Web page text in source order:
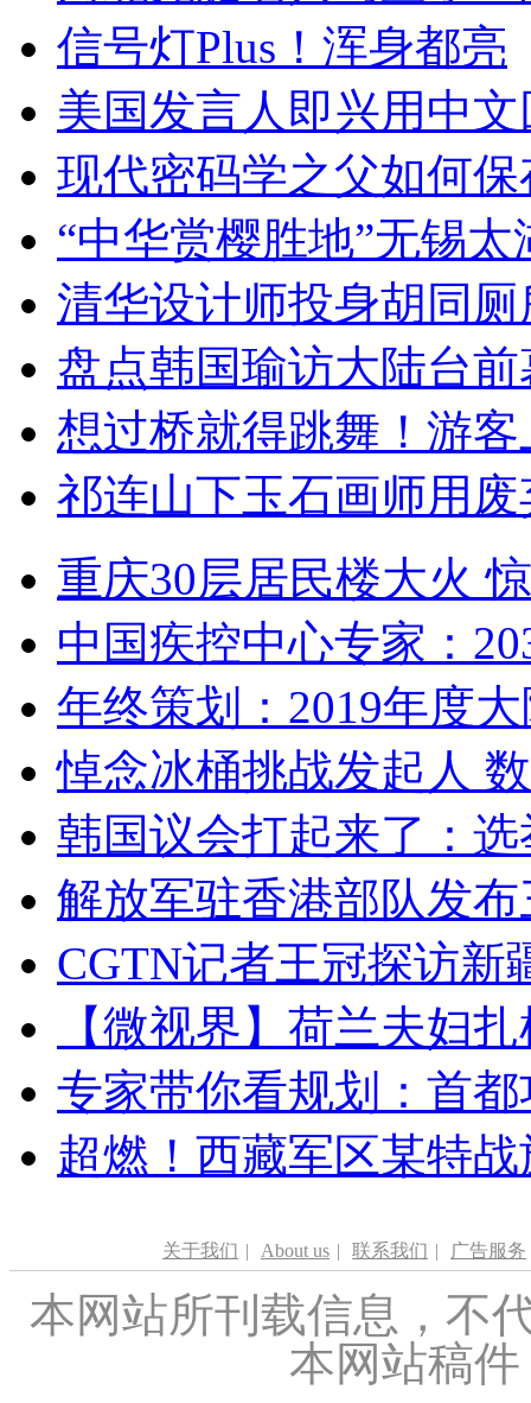
信号灯Plus！浑身都亮
美国发言人即兴用中
现代密码学之父如何
“中华赏樱胜地”无锡
清华设计师投身胡同
盘点韩国瑜访大陆台
想过桥就得跳舞！游客
祁连山下玉石画师用
重庆30层居民楼大火
中国疾控中心专家：
年终策划：2019年度
悼念冰桶挑战发起人
韩国议会打起来了：
解放军驻香港部队发
CGTN记者王冠探访新
【微视界】荷兰夫妇
专家带你看规划：首
超燃！西藏军区某特
关于我们 | About us | 联系我们 | 广告服务
本网站所刊载信息，不
本网站稿